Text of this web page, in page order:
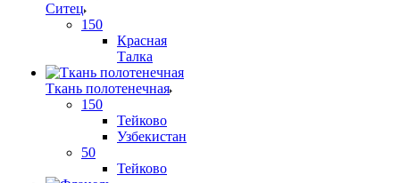
Ситец
150
Красная
Талка
Ткань полотенечная
150
Тейково
Узбекистан
50
Тейково